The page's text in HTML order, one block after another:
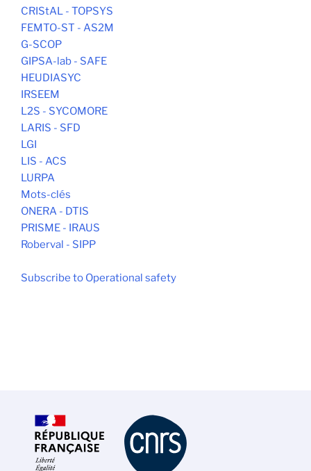
CRIStAL - TOPSYS
FEMTO-ST - AS2M
G-SCOP
GIPSA-lab - SAFE
HEUDIASYC
IRSEEM
L2S - SYCOMORE
LARIS - SFD
LGI
LIS - ACS
LURPA
Mots-clés
ONERA - DTIS
PRISME - IRAUS
Roberval - SIPP
Subscribe to Operational safety